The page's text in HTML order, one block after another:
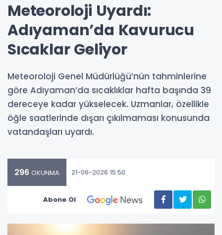
Meteoroloji Uyardı:
Adıyaman’da Kavurucu
Sıcaklar Geliyor
Meteoroloji Genel Müdürlüğü’nün tahminlerine
göre Adıyaman’da sıcaklıklar hafta başında 39
dereceye kadar yükselecek. Uzmanlar, özellikle
öğle saatlerinde dışarı çıkılmaması konusunda
vatandaşları uyardı.
296 OKUNMA 21-06-2026 15:50
Abone Ol